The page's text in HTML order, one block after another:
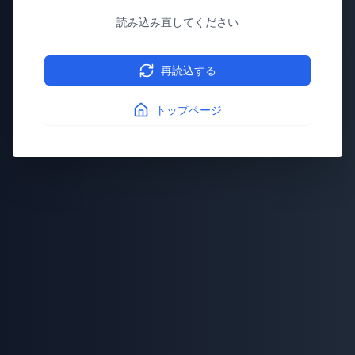
読み込み直してください
再読込する
トップページ